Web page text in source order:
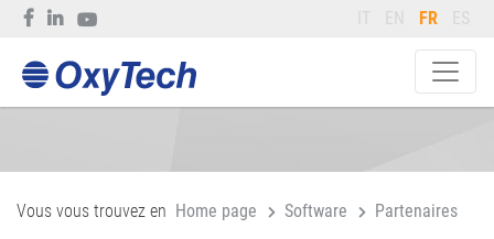
IT EN FR ES
Vous vous trouvez en Home page Software Partenaires